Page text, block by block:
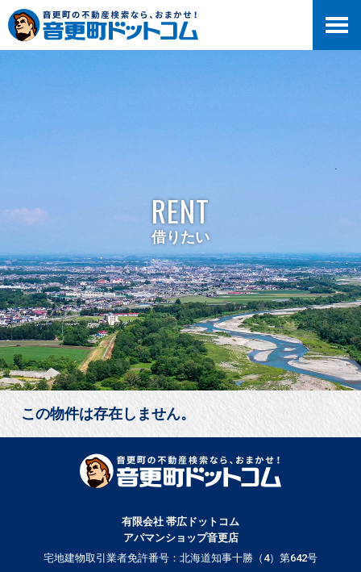
RENT
借りたい
この物件は存在しません。
有限会社 帯広ドットコム
アパマンショップ音更店
宅地建物取引業者免許番号：北海道知事十勝（4）第642号